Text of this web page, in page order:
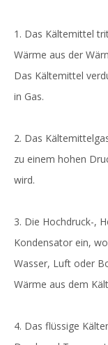
1. Das Kältemittel
Wärme aus der
Das Kältemittel
in Gas.
2. Das
zu einem hohen
wird.
3. Die Hochdruck-,
Kondensator ein,
Wasser, Luft oder
Wärme aus dem
4. Das flüssige